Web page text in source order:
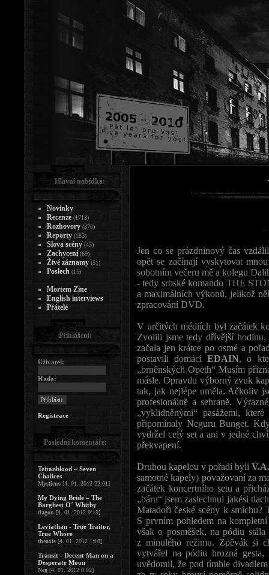
Jen co se prázdninový čas
opět se začínají vyskytovat
sobotním večeru mě a kolegu
- tedy srbské komando THE
a maximálních výkonů, jelikož
zpracování DVD.
V určitých médiích byl začátek
Zvolili jsme tedy dřívější hodinu,
začala jen krátce po osmé a
postavili domácíEDAIN, o
„brněnských Opeth“ Musím
másle. Opravdu výborný zvuk
tak, jak nejlépe uměla. Ačkoliv
profesionálně a sehraně.
„vyklidněnými“ pasážemi,
připomínaly Neguru Bunget.
vydržel celý set a ani v jedné
překvapení.
Druhou kapelou v pořadí byli
samotné kapely) považovaní za
začátek koncertního setu a
„báru“ jsem zaslechnul jakési
Matadoři české scény k
S prvním pohledem na
však o posměšek, na pódiu
z minulého režimu. Zpěvák si
vytvářel na pódiu hrozná
uvědomil, že pod tímhle
Hlavní nabídka:
Novinky
Recenze (1713)
Rozhovory (370)
Reporty (183)
Slova scény (45)
Zachycení (69)
Živé záznamy (51)
Poslech (15)
Mortem Zine
English interviews
Přátelé
Přihlášení:
Uživatel:
Heslo:
Registrace
Poslední komentáře:
Teitanblood – Seven
Chalices
Mysticus [4. 01. 2012 22:01]
My Dying Bride – The
Barghest O´ Whitby
dagon [4. 01. 2012 9:19]
Leviathan - True Traitor,
True Whore
theaxis [4. 01. 2012 1:18]
Transit - Decent Man on a
Desperate Moon
Neg [4. 01. 2012 0:02]